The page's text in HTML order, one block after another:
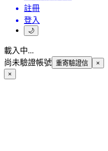
註冊
登入
🌙
載入中...
尚未驗證帳號 重寄驗證信
×
×